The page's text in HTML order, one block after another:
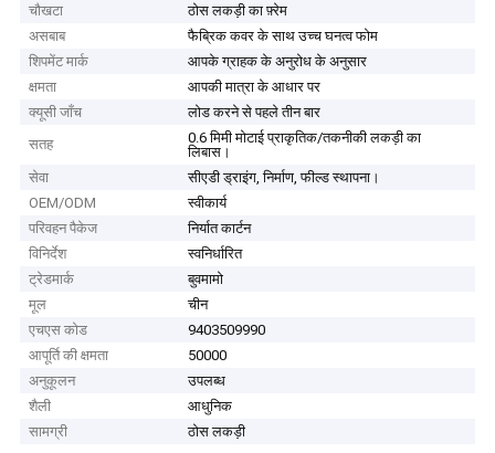
चौखटा
ठोस लकड़ी का फ़्रेम
असबाब
फैब्रिक कवर के साथ उच्च घनत्व फोम
शिपमेंट मार्क
आपके ग्राहक के अनुरोध के अनुसार
क्षमता
आपकी मात्रा के आधार पर
क्यूसी जाँच
लोड करने से पहले तीन बार
सतह
0.6 मिमी मोटाई प्राकृतिक/तकनीकी लकड़ी का
लिबास।
सेवा
सीएडी ड्राइंग, निर्माण, फील्ड स्थापना।
OEM/ODM
स्वीकार्य
परिवहन पैकेज
निर्यात कार्टन
विनिर्देश
स्वनिर्धारित
ट्रेडमार्क
बुवमामो
मूल
चीन
एचएस कोड
9403509990
आपूर्ति की क्षमता
50000
अनुकूलन
उपलब्ध
शैली
आधुनिक
सामग्री
ठोस लकड़ी